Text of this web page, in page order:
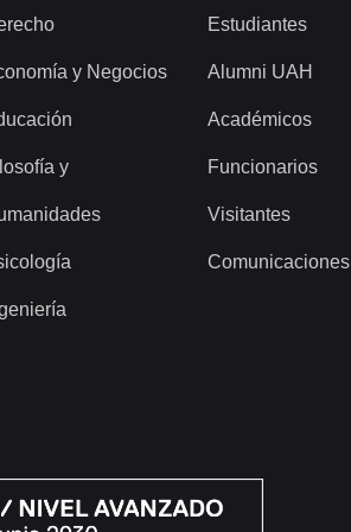
y Negocios
y
Estudiantes
Alumni UAH
Académicos
Funcionarios
Visitantes
Comunicaciones